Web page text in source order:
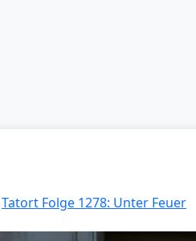
Tatort Folge 1278: Unter Feuer